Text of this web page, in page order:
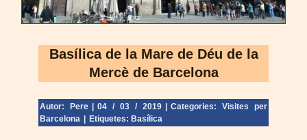
Basílica de la Mare de Déu de la
Mercè de Barcelona
Autor: Pere 04 / 03 / 2019 Categories: Visites per
Barcelona
Etiquetes: Basílica